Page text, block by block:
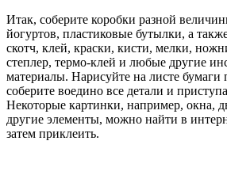
Итак, соберите коробки разной
йогуртов, пластиковые бутылки, а
скотч, клей, краски, кисти, мелки,
степлер, термо-клей и любые другие
материалы. Нарисуйте на листе бумаги
соберите воедино все детали и
Некоторые картинки, например, окна,
другие элементы, можно найти в
затем приклеить.